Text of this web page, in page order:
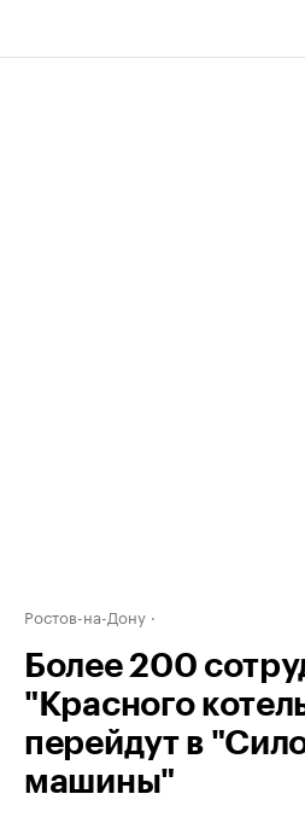
Ростов-на-Дону
Более 200
"Красного
перейдут в
машины"